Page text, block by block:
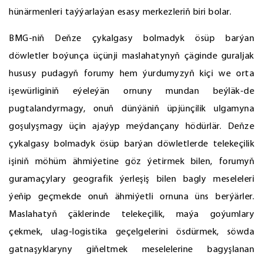
hünärmenleri taýýarlaýan esasy merkezleriň biri bolar.
BMG-niň Deňze çykalgasy bolmadyk ösüp barýan
döwletler boýunça üçünji maslahatynyň çäginde guraljak
hususy pudagyň forumy hem ýurdumyzyň kiçi we orta
işewürliginiň eýeleýän ornuny mundan beýläk-de
pugtalandyrmagy, onuň dünýäniň üpjünçilik ulgamyna
goşulyşmagy üçin ajaýyp meýdançany hödürlär. Deňze
çykalgasy bolmadyk ösüp barýan döwletlerde telekeçilik
işiniň möhüm ähmiýetine göz ýetirmek bilen, forumyň
guramaçylary geografik ýerleşiş bilen bagly meseleleri
ýeňip geçmekde onuň ähmiýetli ornuna üns berýärler.
Maslahatyň çäklerinde telekeçilik, maýa goýumlary
çekmek, ulag-logistika geçelgelerini ösdürmek, söwda
gatnaşyklaryny giňeltmek meselelerine bagyşlanan